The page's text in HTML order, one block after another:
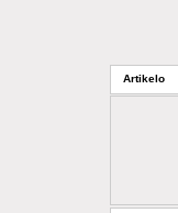
Artikelo